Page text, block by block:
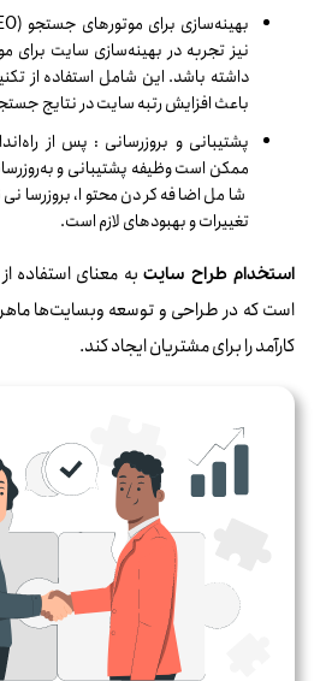
نیز تجربه در بهینه‌سازی سایت برای
داشته باشد. این شامل استفاده از
باعث افزایش رتبه سایت در نتایج
پشتیبانی و بروزرسانی : پس از
ممکن است وظیفه پشتیبانی و
شامل اضافه کردن محتوا، بروزرسانی
تغییرات و بهبودهای لازم است.
استخدام طراح سایتبه معنای
است که در طراحی و توسعه وبسایت‌ها
کارآمد را برای مشتریان ایجاد کند.